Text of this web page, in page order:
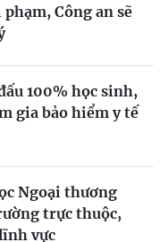
Công an sẽ
100% học sinh,
gia bảo hiểm y tế
Ngoại thương
trực thuộc,
vực